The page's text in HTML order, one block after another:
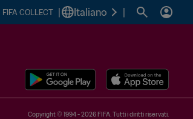
FIFA COLLECT Italiano
Copyright © 1994 - 2026 FIFA. Tutti i diritti riservati.